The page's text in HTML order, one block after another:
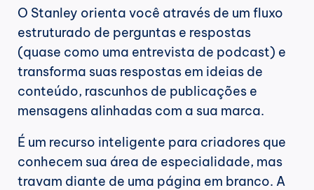
O Stanley orienta você através de um fluxo
estruturado de perguntas e respostas
(quase como uma entrevista de podcast) e
transforma suas respostas em ideias de
conteúdo, rascunhos de publicações e
mensagens alinhadas com a sua marca.
É um recurso inteligente para criadores que
conhecem sua área de especialidade, mas
travam diante de uma página em branco. A